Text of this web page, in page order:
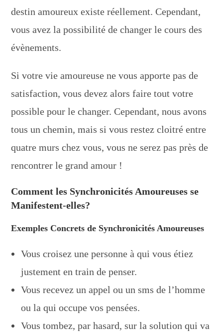
destin amoureux existe réellement. Cependant,
vous avez la possibilité de changer le cours des
évènements.
Si votre vie amoureuse ne vous apporte pas de
satisfaction, vous devez alors faire tout votre
possible pour le changer. Cependant, nous avons
tous un chemin, mais si vous restez cloitré entre
quatre murs chez vous, vous ne serez pas près de
rencontrer le grand amour !
Comment les Synchronicités Amoureuses se
Manifestent-elles?
Exemples Concrets de Synchronicités Amoureuses
Vous croisez une personne à qui vous étiez
justement en train de penser.
Vous recevez un appel ou un sms de l’homme
ou la qui occupe vos pensées.
Vous tombez, par hasard, sur la solution qui va